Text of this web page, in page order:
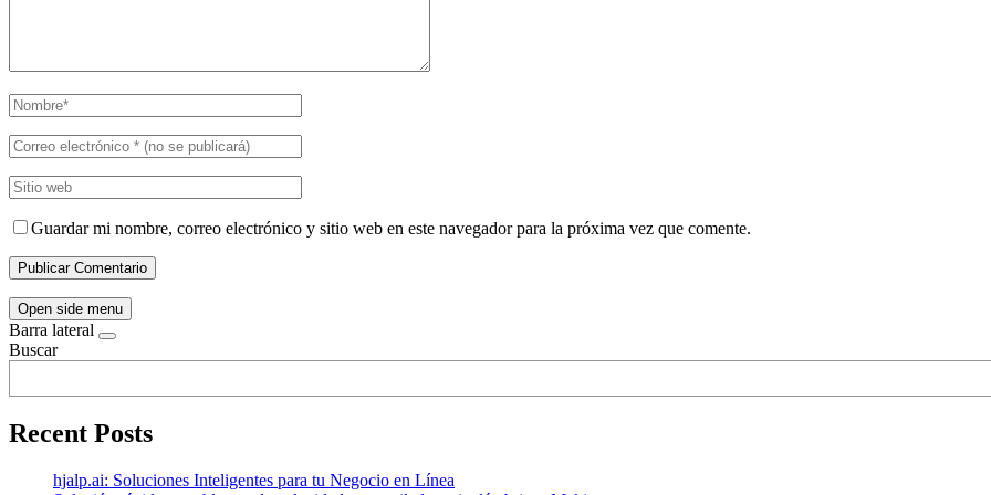
Guardar mi nombre, correo electrónico y sitio web en este navegador para la próxima vez que comente.
Open side menu
Barra lateral
Buscar
Recent Posts
hjalp.ai: Soluciones Inteligentes para tu Negocio en Línea